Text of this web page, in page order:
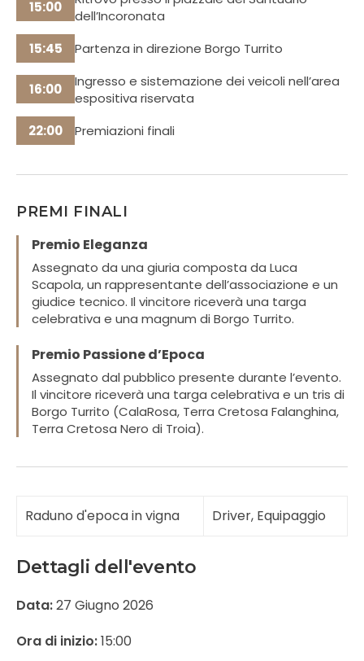
15:00
dell’Incoronata
15:45
Partenza in direzione Borgo Turrito
16:00
Ingresso e sistemazione dei veicoli nell’area
espositiva riservata
22:00
Premiazioni finali
PREMI FINALI
Premio Eleganza
Assegnato da una giuria composta da Luca
Scapola, un rappresentante dell’associazione e un
giudice tecnico. Il vincitore riceverà una targa
celebrativa e una magnum di Borgo Turrito.
Premio Passione d’Epoca
Assegnato dal pubblico presente durante l’evento.
Il vincitore riceverà una targa celebrativa e un tris di
Borgo Turrito (CalaRosa, Terra Cretosa Falanghina,
Terra Cretosa Nero di Troia).
Raduno d'epoca in vigna Driver, Equipaggio
Dettagli dell'evento
Data:27 Giugno 2026
Ora di inizio:15:00